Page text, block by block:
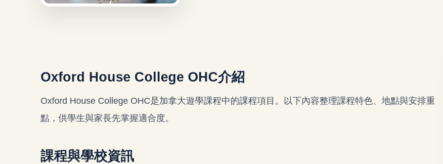
Oxford House College OHC介紹
Oxford House College OHC是加拿大遊學課程中的課程項目。以下內容整理課程特色、地點與安排重
點，供學生與家長先掌握適合度。
課程與學校資訊